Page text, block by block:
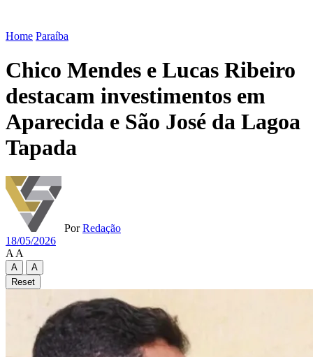
Home Paraíba
Chico Mendes e Lucas Ribeiro
destacam investimentos em
Aparecida e São José da Lagoa
Tapada
Por Redação
18/05/2026
A A
A
A
Reset